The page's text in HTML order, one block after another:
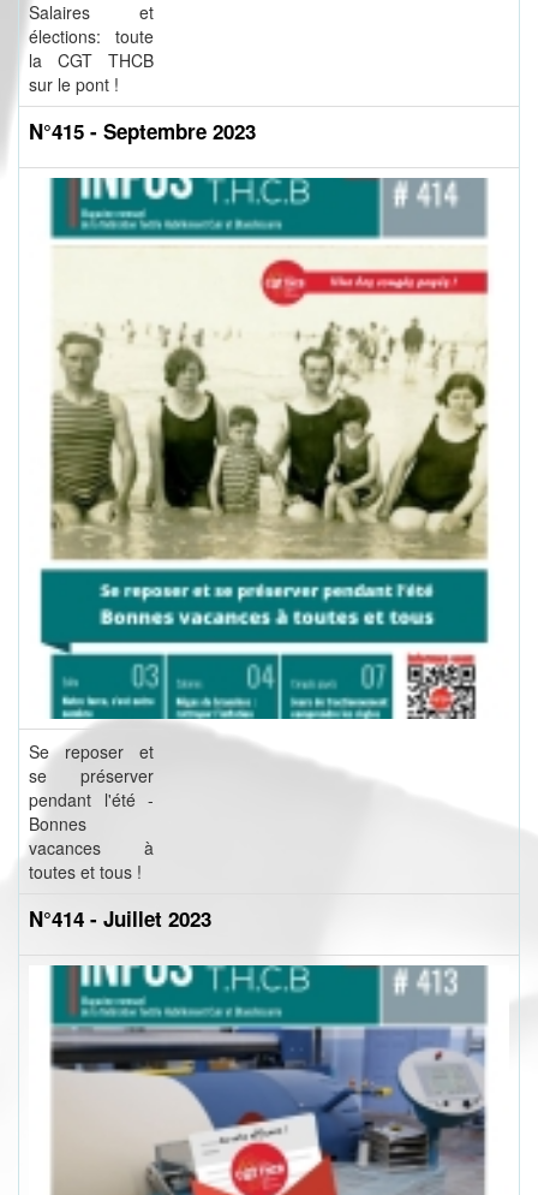
Salaires et
élections: toute
la CGT THCB
sur le pont !
N°415 - Septembre 2023
Se reposer et
se préserver
pendant l'été -
Bonnes
vacances à
toutes et tous !
N°414 - Juillet 2023